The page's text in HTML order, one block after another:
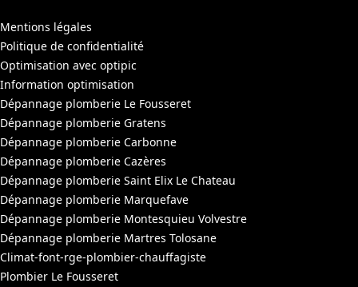
Mentions légales
Politique de confidentialité
Optimisation avec optipic
Information optimisation
Dépannage plomberie Le Fousseret
Dépannage plomberie Gratens
Dépannage plomberie Carbonne
Dépannage plomberie Cazères
Dépannage plomberie Saint Elix Le Chateau
Dépannage plomberie Marquefave
Dépannage plomberie Montesquieu Volvestre
Dépannage plomberie Martres Tolosane
Climat-font-rge-plombier-chauffagiste
Plombier Le Fousseret